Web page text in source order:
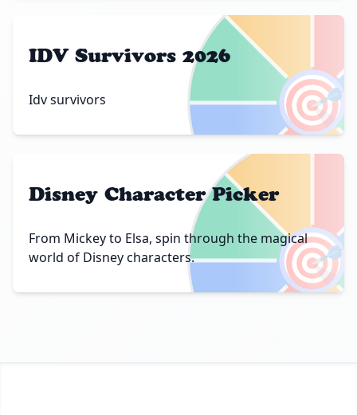
🎯
IDV Survivors 2026
Idv survivors
🎯
Disney Character Picker
From Mickey to Elsa, spin through the magical
world of Disney characters.